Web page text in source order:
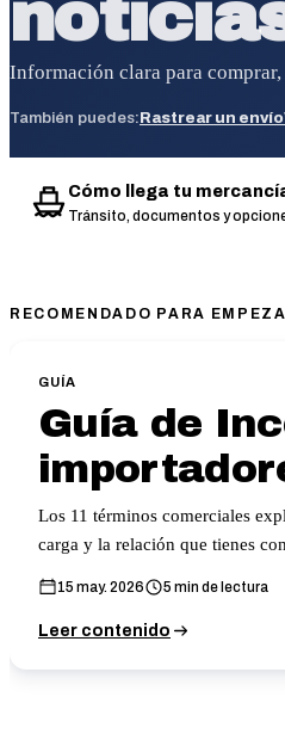
Información clara para
También puedes: Rastrear un envío
Cómo llega tu
Tránsito, documentos y
RECOMENDADO PARA
GUÍA
Guía de
Los 11 términos comerciales
carga y la relación que tienes
15 may. 2026 5 min de lectura
Leer contenido